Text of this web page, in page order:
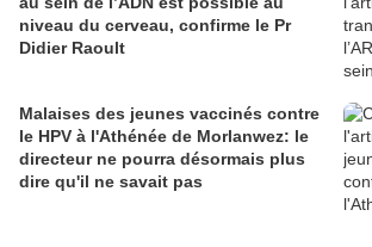
niveau du cerveau, confirme le Pr
Didier Raoult
Malaises des jeunes vaccinés contre
le HPV à l'Athénée de Morlanwez: le
directeur ne pourra désormais plus
dire qu'il ne savait pas